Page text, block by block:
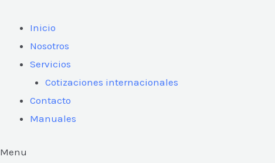
Inicio
Nosotros
Servicios
Cotizaciones internacionales
Contacto
Manuales
Menu